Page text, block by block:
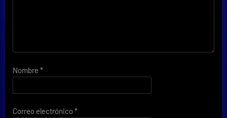
Nombre *
Correo electrónico*